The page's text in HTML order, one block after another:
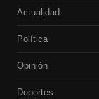
Actualidad
Política
Opinión
Deportes